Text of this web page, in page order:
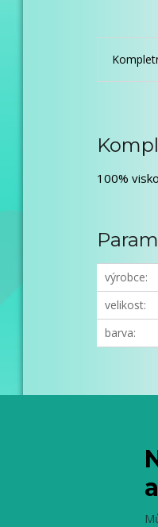
100%
výrobce
velikost
barva